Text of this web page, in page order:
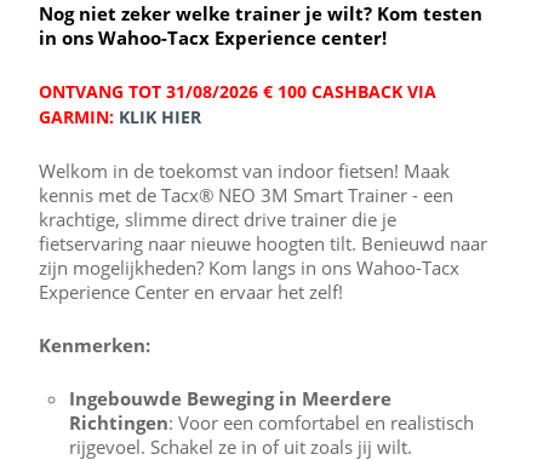
Nog niet zeker welke trainer je wilt? Kom testen
in ons Wahoo-Tacx Experience center!
ONTVANG TOT 31/08/2026 € 100 CASHBACK VIA
GARMIN: KLIK HIER
Welkom in de toekomst van indoor fietsen! Maak
kennis met de Tacx® NEO 3M Smart Trainer - een
krachtige, slimme direct drive trainer die je
fietservaring naar nieuwe hoogten tilt. Benieuwd naar
zijn mogelijkheden? Kom langs in ons Wahoo-Tacx
Experience Center en ervaar het zelf!
Kenmerken:
Ingebouwde Beweging in Meerdere
Richtingen: Voor een comfortabel en realistisch
rijgevoel. Schakel ze in of uit zoals jij wilt.